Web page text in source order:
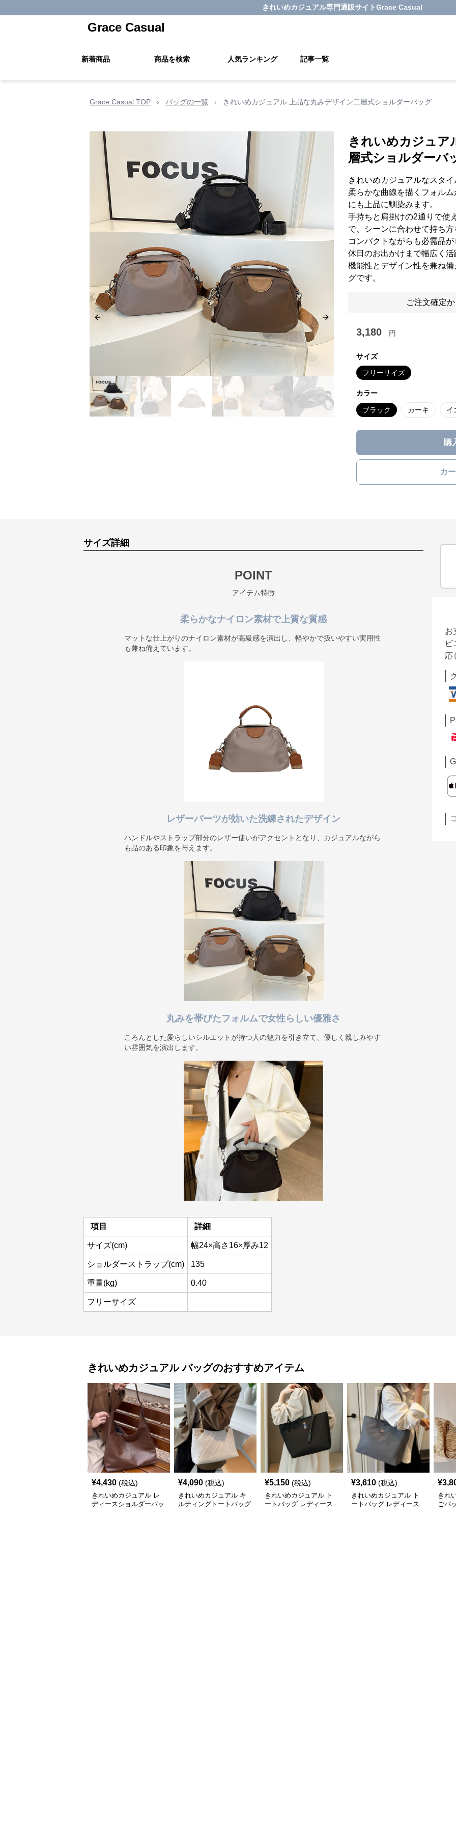
きれいめカジュアル専門通販サイトGrace Casual
Grace Casual
新着商品 商品を検索 人気ランキング 記事一覧
Grace Casual TOP › バッグの一覧 › きれいめカジュアル 上品な丸みデザイン二層式ショルダーバッグ
Previous slide Next slide
きれいめカジュア
層式ショルダーバ
きれいめカジュアルなスタ
柔らかな曲線を描くフォル
にも上品に馴染みます。
手持ちと肩掛けの2通りで使
で、シーンに合わせて持ち方
コンパクトながらも必需品
休日のお出かけまで幅広く活
機能性とデザイン性を兼ね
グです。
ご注文確定
3,180 円
サイズ
フリーサイズ
カラー
ブラック カーキ イ
購
カ
サイズ詳細
POINT
アイテム特徴
柔らかなナイロン素材で上質な質感
マットな仕上がりのナイロン素材が高級感を演出し、軽やかで扱いやすい実用性
も兼ね備えています。
レザーパーツが効いた洗練されたデザイン
ハンドルやストラップ部分のレザー使いがアクセントとなり、カジュアルながら
も品のある印象を与えます。
丸みを帯びたフォルムで女性らしい優雅さ
ころんとした愛らしいシルエットが持つ人の魅力を引き立て、優しく親しみやす
い雰囲気を演出します。
項目 詳細
サイズ(cm) 幅24×高さ16×厚み12
ショルダーストラップ(cm) 135
重量(kg) 0.40
フリーサイズ
お
ビ
応
きれいめカジュアル バッグのおすすめアイテム
¥4,430 (税込)
きれいめカジュアル レ
ディースショルダーバッ
¥4,090 (税込)
きれいめカジュアル キ
ルティングトートバッグ
¥5,150 (税込)
きれいめカジュアル ト
ートバッグ レディース
¥3,610 (税込)
きれいめカジュアル ト
ートバッグ レディース
¥
きれ
ごバ